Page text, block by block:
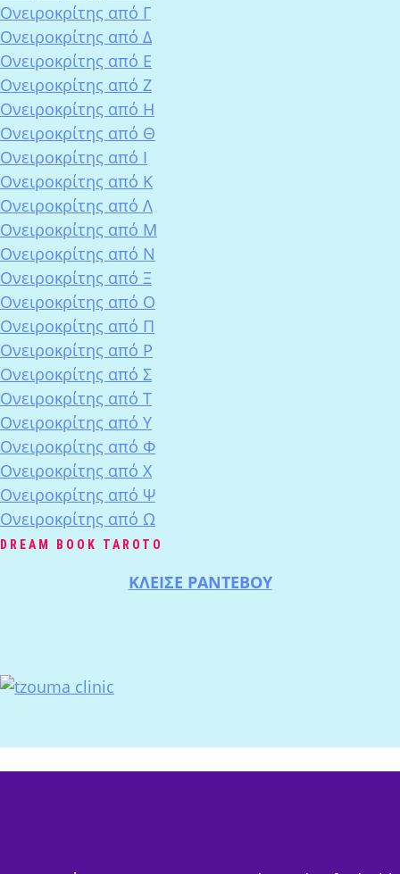
Ονειροκρίτης από Γ
Ονειροκρίτης από Δ
Ονειροκρίτης από Ε
Ονειροκρίτης από Ζ
Ονειροκρίτης από Η
Ονειροκρίτης από Θ
Ονειροκρίτης από Ι
Ονειροκρίτης από Κ
Ονειροκρίτης από Λ
Ονειροκρίτης από Μ
Ονειροκρίτης από Ν
Ονειροκρίτης από Ξ
Ονειροκρίτης από Ο
Ονειροκρίτης από Π
Ονειροκρίτης από Ρ
Ονειροκρίτης από Σ
Ονειροκρίτης από Τ
Ονειροκρίτης από Υ
Ονειροκρίτης από Φ
Ονειροκρίτης από Χ
Ονειροκρίτης από Ψ
Ονειροκρίτης από Ω
DREAM BOOK TAROTO
ΚΛΕΙΣΕ ΡΑΝΤΕΒΟΥ